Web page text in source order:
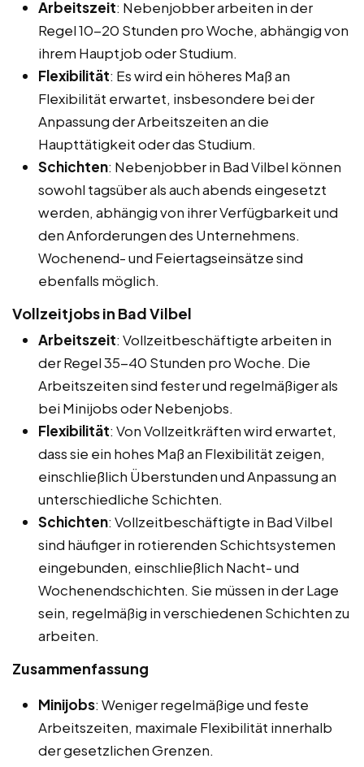
Arbeitszeit: Nebenjobber arbeiten in der
Regel 10-20 Stunden pro Woche, abhängig von
ihrem Hauptjob oder Studium.
Flexibilität: Es wird ein höheres Maß an
Flexibilität erwartet, insbesondere bei der
Anpassung der Arbeitszeiten an die
Haupttätigkeit oder das Studium.
Schichten: Nebenjobber in Bad Vilbel können
sowohl tagsüber als auch abends eingesetzt
werden, abhängig von ihrer Verfügbarkeit und
den Anforderungen des Unternehmens.
Wochenend- und Feiertagseinsätze sind
ebenfalls möglich.
Vollzeitjobs in Bad Vilbel
Arbeitszeit: Vollzeitbeschäftigte arbeiten in
der Regel 35-40 Stunden pro Woche. Die
Arbeitszeiten sind fester und regelmäßiger als
bei Minijobs oder Nebenjobs.
Flexibilität: Von Vollzeitkräften wird erwartet,
dass sie ein hohes Maß an Flexibilität zeigen,
einschließlich Überstunden und Anpassung an
unterschiedliche Schichten.
Schichten: Vollzeitbeschäftigte in Bad Vilbel
sind häufiger in rotierenden Schichtsystemen
eingebunden, einschließlich Nacht- und
Wochenendschichten. Sie müssen in der Lage
sein, regelmäßig in verschiedenen Schichten zu
arbeiten.
Zusammenfassung
Minijobs: Weniger regelmäßige und feste
Arbeitszeiten, maximale Flexibilität innerhalb
der gesetzlichen Grenzen.